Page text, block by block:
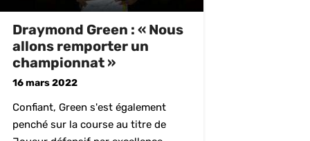
Draymond Green : « Nous
allons remporter un
championnat »
16 mars 2022
Confiant, Green s'est également
penché sur la course au titre de